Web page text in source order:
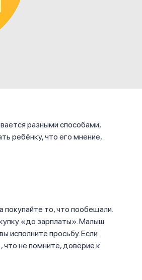
разными способами,
ребёнку, что его мнение,
покупайте то, что пообещали.
«до зарплаты». Малыш
исполните просьбу. Если
не помните, доверие к